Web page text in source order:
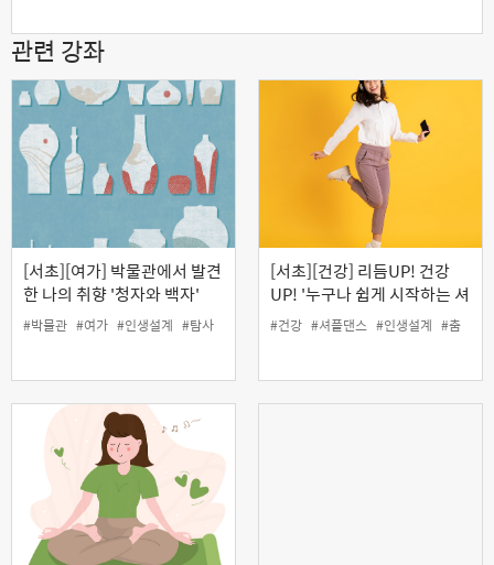
관련 강좌
[서초][여가] 박물관에서 발견
한 나의 취향 '청자와 백자'
#박물관 #여가 #인생설계 #탐사
[서초][건강] 리듬UP! 건강
UP! '누구나 쉽게 시작하는 셔
플댄스'
#건강 #셔플댄스 #인생설계 #춤